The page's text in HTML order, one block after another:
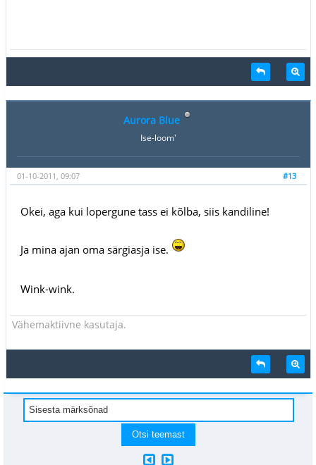
Aurora Blue
Ise-loom'
#13
01-10-2011, 09:07
Okei, aga kui lopergune tass ei kõlba, siis kandiline!
Ja mina ajan oma särgiasja ise.
Wink-wink.
Vähemaktiivne kasutaja.